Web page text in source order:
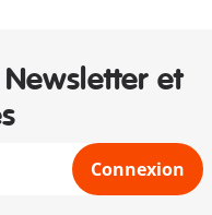
et
Connexion